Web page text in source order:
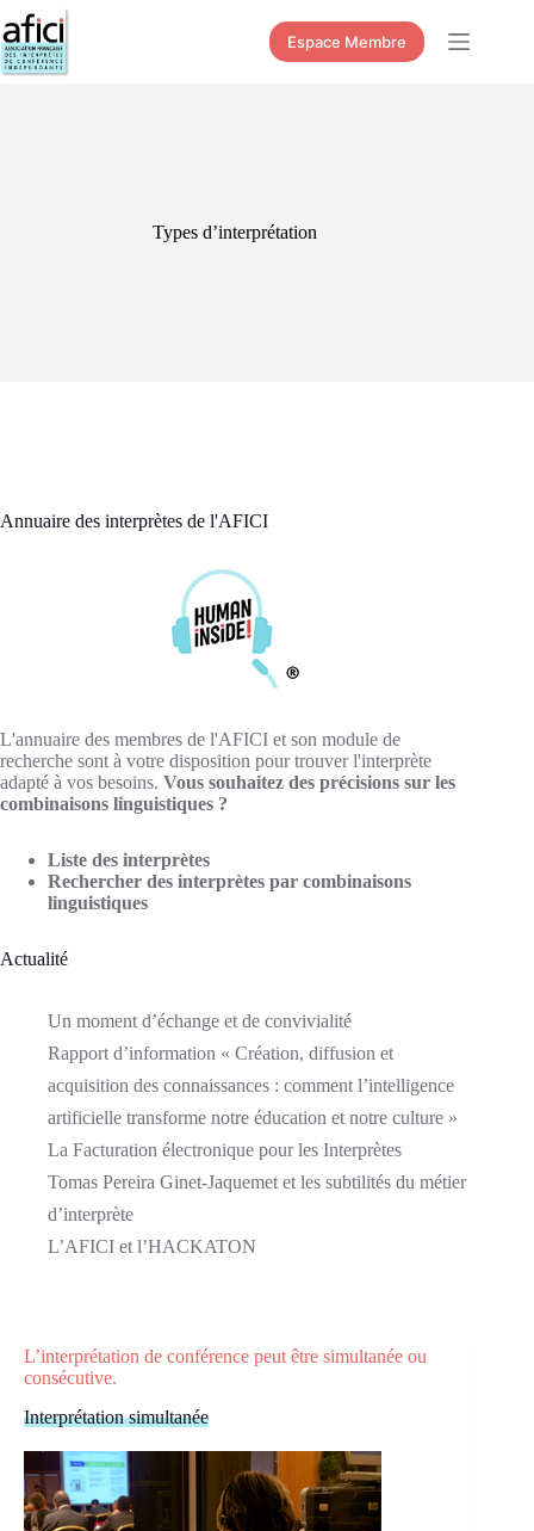
Passer
au
contenu
Espace Membre
Types d’interprétation
L’interprétation de conférence peut être simultanée ou
consécutive.
Interprétation simultanée
Annuaire des interprètes de l'AFICI
L'annuaire des membres de l'AFICI et son module de
recherche sont à votre disposition pour trouver l'interprète
adapté à vos besoins. Vous souhaitez des précisions sur les
combinaisons linguistiques ?
Liste des interprètes
Rechercher des interprètes par combinaisons
linguistiques
Actualité
Un moment d’échange et de convivialité
Rapport d’information « Création, diffusion et
acquisition des connaissances : comment l’intelligence
artificielle transforme notre éducation et notre culture »
La Facturation électronique pour les Interprètes
Tomas Pereira Ginet-Jaquemet et les subtilités du métier
d’interprète
L’AFICI et l’HACKATON